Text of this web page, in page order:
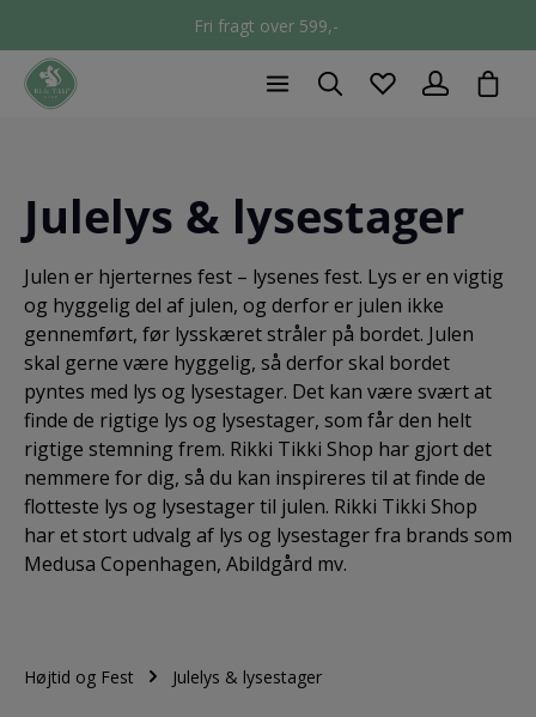
Fri fragt over 599,-
Julelys & lysestager
Julen er hjerternes fest – lysenes fest. Lys er en vigtig
og hyggelig del af julen, og derfor er julen ikke
gennemført, før lysskæret stråler på bordet. Julen
skal gerne være hyggelig, så derfor skal bordet
pyntes med lys og lysestager. Det kan være svært at
finde de rigtige lys og lysestager, som får den helt
rigtige stemning frem. Rikki Tikki Shop har gjort det
nemmere for dig, så du kan inspireres til at finde de
flotteste lys og lysestager til julen. Rikki Tikki Shop
har et stort udvalg af lys og lysestager fra brands som
Medusa Copenhagen, Abildgård mv.
Højtid og Fest Julelys & lysestager